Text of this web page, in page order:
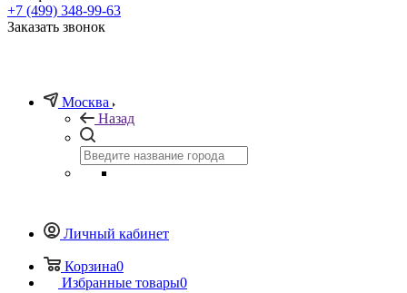
+7 (499) 348-99-63
Заказать звонок
Москва
Назад
Личный кабинет
Корзина0
Избранные товары0